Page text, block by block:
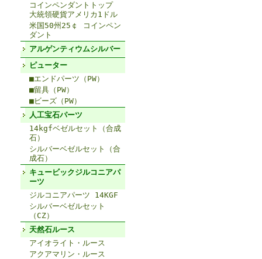
コインペンダントトップ
大統領硬貨アメリカ1ドル
米国50州25￠ コインペン
ダント
アルゲンティウムシルバー
ピューター
■エンドパーツ（PW）
■留具（PW）
■ビーズ（PW）
人工宝石パーツ
14kgfベゼルセット（合成
石）
シルバーベゼルセット（合
成石）
キュービックジルコニアパ
ーツ
ジルコニアパーツ 14KGF
シルバーベゼルセット
（CZ）
天然石ルース
アイオライト・ルース
アクアマリン・ルース